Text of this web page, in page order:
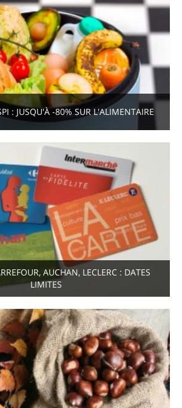
: JUSQU'À -80% SUR L'ALIMENTAIRE
AUCHAN, LECLERC : DATES
LIMITES